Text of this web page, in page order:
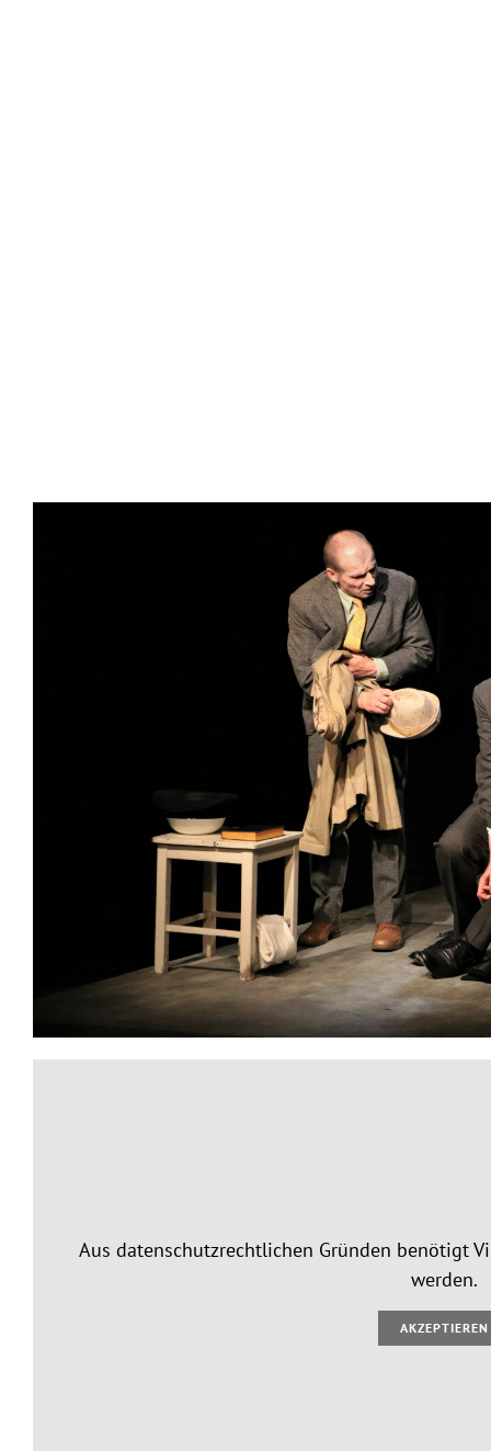
Aus datenschutzrechtlichen Gründen benötigt
werden.
AKZEPTIEREN